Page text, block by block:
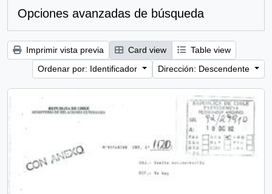
Opciones avanzadas de búsqueda
Imprimir vista previa Card view
Table view
Ordenar por: Identificador
Dirección: Descendente